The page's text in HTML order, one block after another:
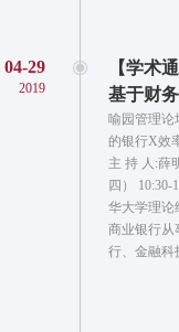
04-29
2019
【学术
基于财
喻园管理论
的银行X效
主 持 人:薛
四）
华大学理论
商业银行从
行、金融科